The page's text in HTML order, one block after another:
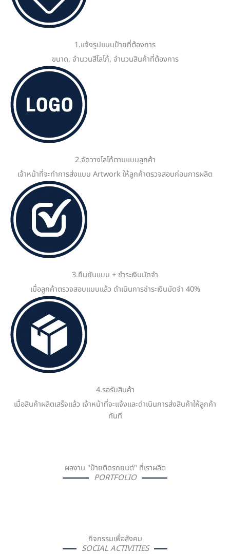
1.แจ้งรูปแบบป้ายที่ต้องการ
ขนาด, จำนวนสีโลโก้, จำนวนสินค้าที่ต้องการ
2.จัดวางโลโก้ตามแบบลูกค้า
เจ้าหน้าที่จะทำการส่งแบบ Artwork ให้ลูกค้าตรวจสอบก่อนการผลิต
3.ยืนยันแบบ + ชำระเงินมัดจำ
เมื่อลูกค้าตรวจสอบแบบแล้ว ดำเนินการชำระเงินมัดจำ 40%
4.รอรับสินค้า
เมื่อสินค้าผลิตเสร็จแล้ว เจ้าหน้าที่จะแจ้งและดำเนินการส่งสินค้าให้ลูกค้า
ทันที
ผลงาน "ป้ายติดรถยนต์" ที่เราผลิต
PORTFOLIO
กิจกรรมเพื่อสังคม
SOCIAL ACTIVITIES